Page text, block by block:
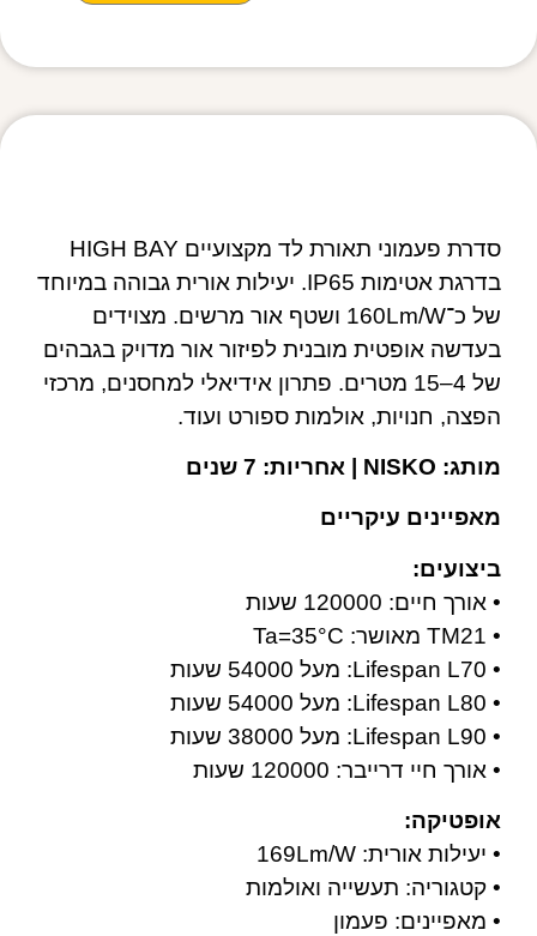
סדרת פעמוני תאורת לד מקצועיים HIGH BAY
בדרגת אטימות IP65. יעילות אורית גבוהה במיוחד
של כ־160Lm/W ושטף אור מרשים. מצוידים
בעדשה אופטית מובנית לפיזור אור מדויק בגבהים
של 4–15 מטרים. פתרון אידיאלי למחסנים, מרכזי
הפצה, חנויות, אולמות ספורט ועוד.
מותג: NISKO | אחריות: 7 שנים
מאפיינים עיקריים
ביצועים:
• אורך חיים: 120000 שעות
• TM21 מאושר: Ta=35°C
• Lifespan L70: מעל 54000 שעות
• Lifespan L80: מעל 54000 שעות
• Lifespan L90: מעל 38000 שעות
• אורך חיי דרייבר: 120000 שעות
אופטיקה:
• יעילות אורית: 169Lm/W
• קטגוריה: תעשייה ואולמות
• מאפיינים: פעמון